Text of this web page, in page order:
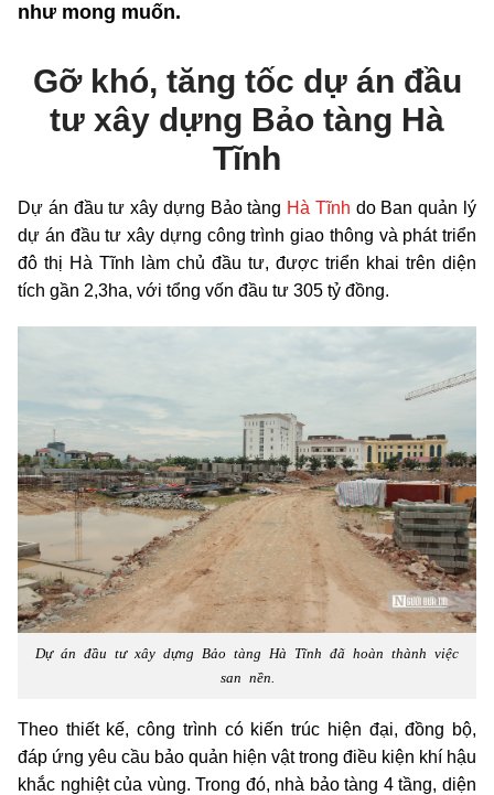
như mong muốn.
Gỡ khó, tăng tốc dự án đầu
tư xây dựng Bảo tàng Hà
Tĩnh
Dự án đầu tư xây dựng Bảo tàng Hà Tĩnh do Ban quản lý
dự án đầu tư xây dựng công trình giao thông và phát triển
đô thị Hà Tĩnh làm chủ đầu tư, được triển khai trên diện
tích gần 2,3ha, với tổng vốn đầu tư 305 tỷ đồng.
Dự án đầu tư xây dựng Bảo tàng Hà Tĩnh đã hoàn thành việc
san nền.
Theo thiết kế, công trình có kiến trúc hiện đại, đồng bộ,
đáp ứng yêu cầu bảo quản hiện vật trong điều kiện khí hậu
khắc nghiệt của vùng. Trong đó, nhà bảo tàng 4 tầng, diện